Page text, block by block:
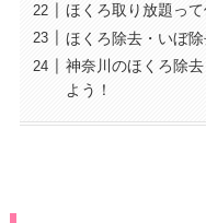
ほくろ取り放題って
ほくろ除去・いぼ
神奈川のほくろ除
よう！